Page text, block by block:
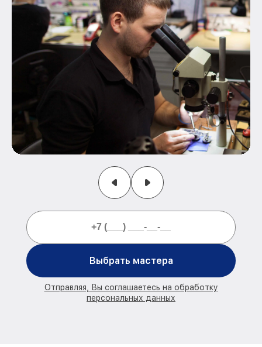
Выбрать мастера
Отправляя, Вы соглашаетесь на обработку
персональных данных